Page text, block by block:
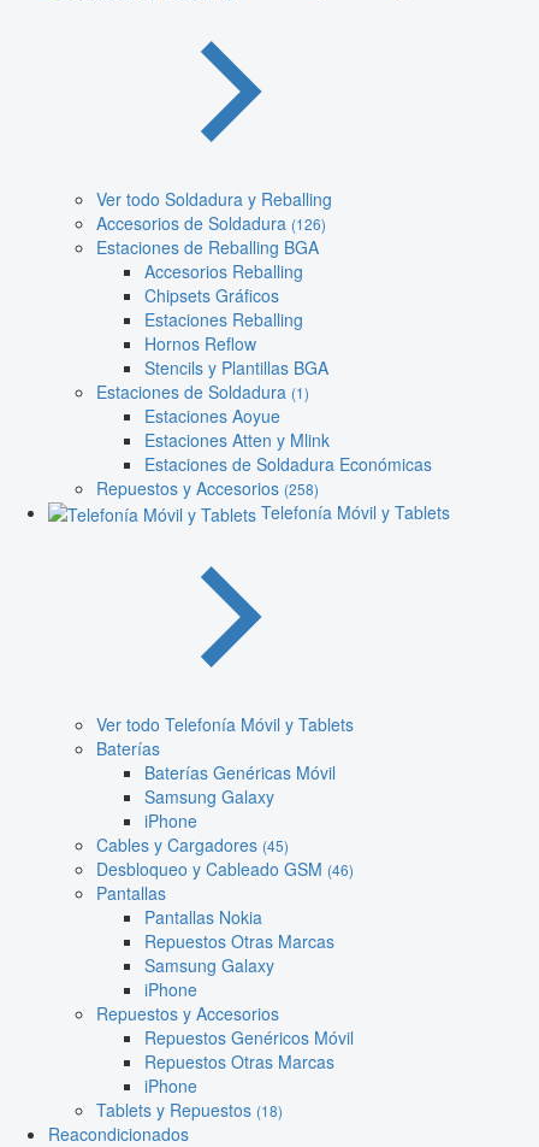
Ver todo Soldadura y Reballing
Accesorios de Soldadura (126)
Estaciones de Reballing BGA
Accesorios Reballing
Chipsets Gráficos
Estaciones Reballing
Hornos Reflow
Stencils y Plantillas BGA
Estaciones de Soldadura (1)
Estaciones Aoyue
Estaciones Atten y Mlink
Estaciones de Soldadura Económicas
Repuestos y Accesorios (258)
Telefonía Móvil y Tablets
Ver todo Telefonía Móvil y Tablets
Baterías
Baterías Genéricas Móvil
Samsung Galaxy
iPhone
Cables y Cargadores (45)
Desbloqueo y Cableado GSM (46)
Pantallas
Pantallas Nokia
Repuestos Otras Marcas
Samsung Galaxy
iPhone
Repuestos y Accesorios
Repuestos Genéricos Móvil
Repuestos Otras Marcas
iPhone
Tablets y Repuestos (18)
Reacondicionados